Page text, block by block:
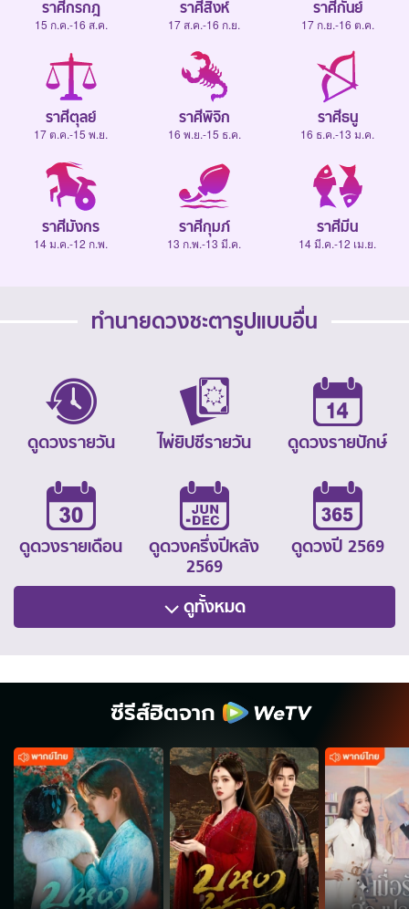
ราศีกรกฎ
15 ก.ค.-16 ส.ค.
ราศีสิงห์
17 ส.ค.-16 ก.ย.
ราศีกันย์
17 ก.ย.-16 ต.ค.
ราศีตุลย์
17 ต.ค.-15 พ.ย.
ราศีพิจิก
16 พ.ย.-15 ธ.ค.
ราศีธนู
16 ธ.ค.-13 ม.ค.
ราศีมังกร
14 ม.ค.-12 ก.พ.
ราศีกุมภ์
13 ก.พ.-13 มี.ค.
ราศีมีน
14 มี.ค.-12 เม.ย.
ทำนายดวงชะตารูปแบบอื่น
ดูดวงรายวัน ไพ่ยิปซีรายวัน ดูดวงรายปักษ์
ดูดวงรายเดือน
ดูดวงครึ่งปีหลัง
2569
ดูดวงปี 2569
ดูทั้งหมด
ซีรีส์ฮิตจาก